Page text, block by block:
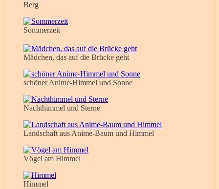
Berg
Sommerzeit
Mädchen, das auf die Brücke geht
schöner Anime-Himmel und Sonne
Nachthimmel und Sterne
Landschaft aus Anime-Baum und Himmel
Vögel am Himmel
Himmel